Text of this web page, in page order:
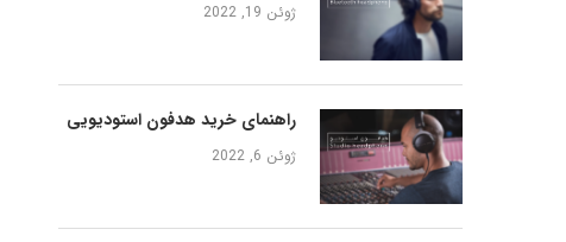
ژوئن 19, 2022
راهنمای خرید هدفون استودیویی
ژوئن 6, 2022